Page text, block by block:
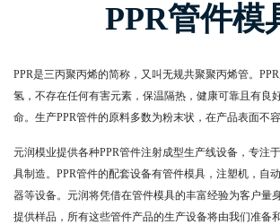
PPR管件模
PPR是三丙聚丙烯的简称，又叫无规共聚聚丙烯管。
氢，不存在任何有害元素，保温隔热，健康可靠且有良
命。生产PPR管件的原料多数为粉末状，在产品表面不容
元润模业提供各种PPR管件注射成型生产线设备，专注
具制造。PPR管件的配套设备有管件模具，注塑机，自
器等设备。元润将凭借在管件模具的丰富经验为客户量
提供样品，所有这些管件产品的生产设备将由我们准备和